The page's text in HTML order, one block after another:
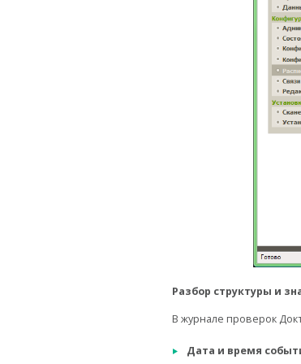
Разбор структуры и
В журнале проверок
Дата и время